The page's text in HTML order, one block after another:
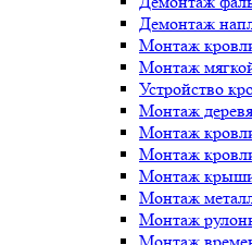
Демонтаж
Монтаж
Монтаж
Устройство
Монтаж
Монтаж
Монтаж
Монтаж
Монтаж
Монтаж